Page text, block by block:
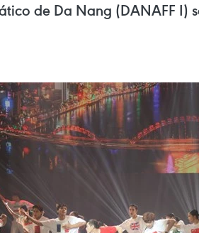
de Da Nang (DANAFF